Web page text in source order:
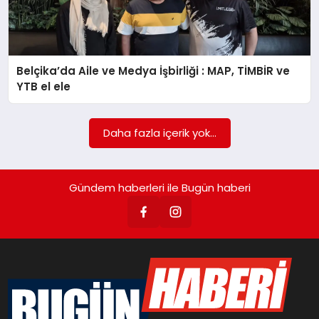
YEREL HABERLER
YAŞAM
Belçika’da Aile ve Medya İşbirliği : MAP, TİMBİR ve
YTB el ele
Daha fazla içerik yok...
Gündem haberleri ile Bugün haberi